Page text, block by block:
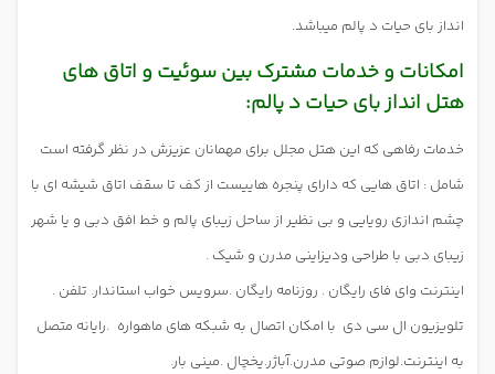
انداز بای حیات د پالم میباشد.
امکانات و خدمات مشترک بین سوئیت و اتاق های
هتل انداز بای حیات د پالم:
خدمات رفاهی که این هتل مجلل برای مهمانان عزیزش در نظر گرفته است
شامل : اتاق هایی که دارای پنجره هاییست از کف تا سقف اتاق شیشه ای با
چشم اندازی رویایی و بی نظیر از ساحل زیبای پالم و خط افق دبی و یا شهر
زیبای دبی با طراحی ودیزاینی مدرن و شیک .
اینترنت وای فای رایگان . روزنامه رایگان .سرویس خواب استاندار. تلفن .
تلویزیون ال سی دی با امکان اتصال به شبکه های ماهواره .رایانه متصل
به اینترنت.لوازم صوتی مدرن.آباژر.یخچال .مینی بار.